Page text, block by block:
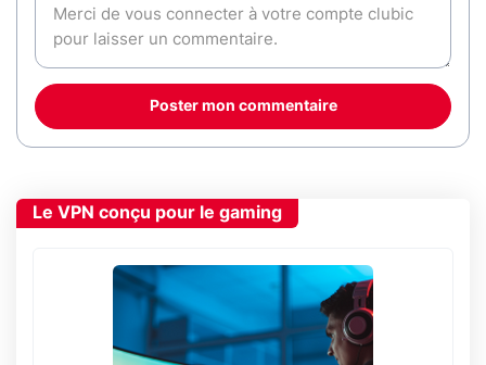
Poster mon commentaire
Le VPN conçu pour le gaming